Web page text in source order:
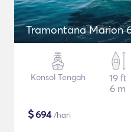
Tramontana Marion
Konsol Tengah
19 ft
6 m
$694/hari